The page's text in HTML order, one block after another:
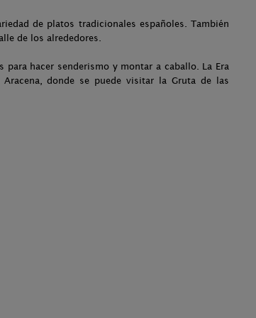
de platos tradicionales españoles. También
de los alrededores.
para hacer senderismo y montar a caballo. La Era
donde se puede visitar la Gruta de las